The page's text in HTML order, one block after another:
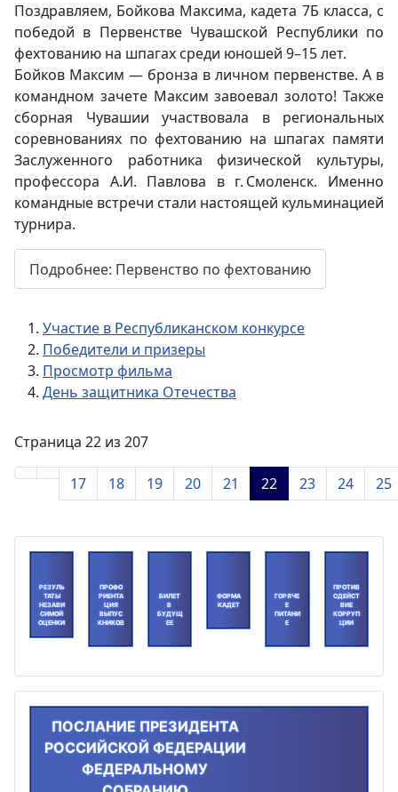
Поздравляем, Бойкова Максима, кадета 7Б класса, с
победой в Первенстве Чувашской Республики по
фехтованию на шпагах среди юношей 9–15 лет.
Бойков Максим — бронза в личном первенстве. А в
командном зачете Максим завоевал золото! Также
сборная Чувашии участвовала в региональных
соревнованиях по фехтованию на шпагах памяти
Заслуженного работника физической культуры,
профессора А.И. Павлова в г. Смоленск. Именно
командные встречи стали настоящей кульминацией
турнира.
Подробнее: Первенство по фехтованию
Участие в Республиканском конкурсе
Победители и призеры
Просмотр фильма
День защитника Отечества
Страница 22 из 207
17 18 19 20 21 22 23 24 25
РЕЗУЛЬ
ТАТЫ
НЕЗАВИ
СИМОЙ
ОЦЕНКИ
ПРОФО
РИЕНТА
ЦИЯ
ВЫПУС
КНИКОВ
БИЛЕТ
В
БУДУЩ
ЕЕ
ФОРМА
КАДЕТ
ГОРЯЧЕ
Е
ПИТАНИ
Е
ПРОТИВ
ОДЕЙСТ
ВИЕ
КОРРУП
ЦИИ
ПОСЛАНИЕ ПРЕЗИДЕНТА
РОССИЙСКОЙ ФЕДЕРАЦИИ
ФЕДЕРАЛЬНОМУ